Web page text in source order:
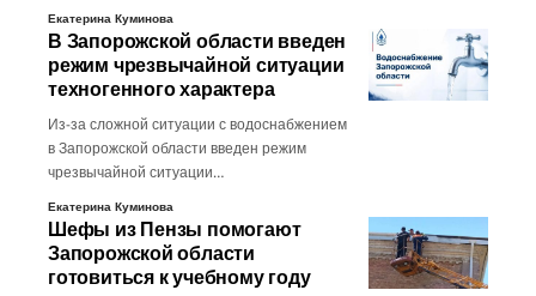
Екатерина Куминова
В Запорожской области введен
режим чрезвычайной ситуации
техногенного характера
Из-за сложной ситуации с водоснабжением
в Запорожской области введен режим
чрезвычайной ситуации…
Екатерина Куминова
Шефы из Пензы помогают
Запорожской области
готовиться к учебному году